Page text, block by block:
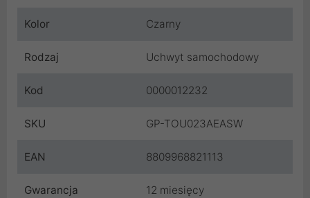
Kolor Czarny
Rodzaj Uchwyt samochodowy
Kod 0000012232
SKU GP-TOU023AEASW
EAN 8809968821113
Gwarancja
12 miesięcy